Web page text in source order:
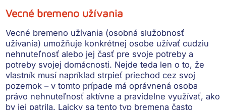
Vecné bremeno užívania
Vecné bremeno užívania (osobná služobnosť
užívania) umožňuje konkrétnej osobe užívať cudziu
nehnuteľnosť alebo jej časť pre svoje potreby a
potreby svojej domácnosti. Nejde teda len o to, že
vlastník musí napríklad strpieť priechod cez svoj
pozemok – v tomto prípade má oprávnená osoba
právo nehnuteľnosť aktívne a pravidelne využívať, ako
by jej patrila. Laicky sa tento typ bremena často